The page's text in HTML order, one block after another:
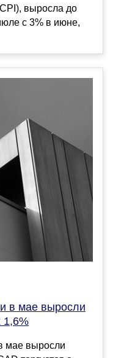
выросла до
с 3% в июне,
в мае выросли
1,6%
мае выросли